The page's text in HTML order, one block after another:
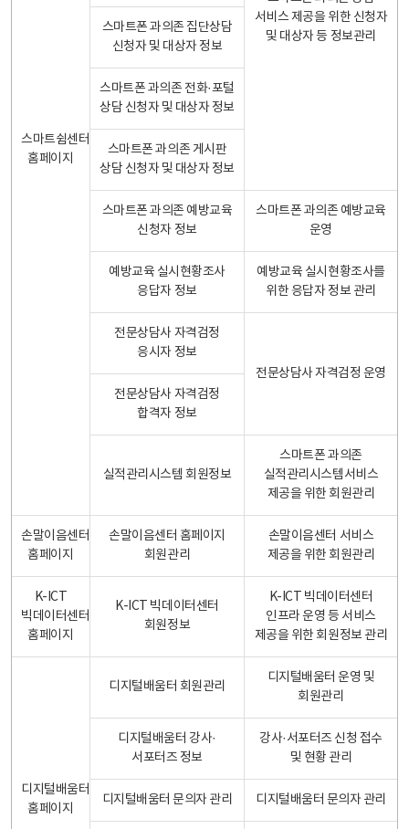
스마트쉼센터
홈페이지
서비스 제공을 위한 신청자
및 대상자 등 정보관리
스마트폰 과의존 집단상담
신청자 및 대상자 정보
스마트폰 과의존 전화·포털
상담 신청자 및 대상자 정보
스마트폰 과의존 게시판
상담 신청자 및 대상자 정보
스마트폰 과의존 예방교육
신청자 정보
스마트폰 과의존 예방교육
운영
예방교육 실시현황조사
응답자 정보
예방교육 실시현황조사를
위한 응답자 정보 관리
전문상담사 자격검정
응시자 정보
전문상담사 자격검정 운영
전문상담사 자격검정
합격자 정보
실적관리시스템 회원정보
스마트폰 과의존
실적관리시스템서비스
제공을 위한 회원관리
손말이음센터
홈페이지
손말이음센터 홈페이지
회원관리
손말이음센터 서비스
제공을 위한 회원관리
K-ICT
빅데이터센터
홈페이지
K-ICT 빅데이터센터
회원정보
K-ICT 빅데이터센터
인프라 운영 등 서비스
제공을 위한 회원정보 관리
디지털배움터
홈페이지
디지털배움터 회원관리
디지털배움터 운영 및
회원관리
디지털배움터 강사·
서포터즈 정보
강사·서포터즈 신청 접수
및 현황 관리
디지털배움터 문의자 관리 디지털배움터 문의자 관리